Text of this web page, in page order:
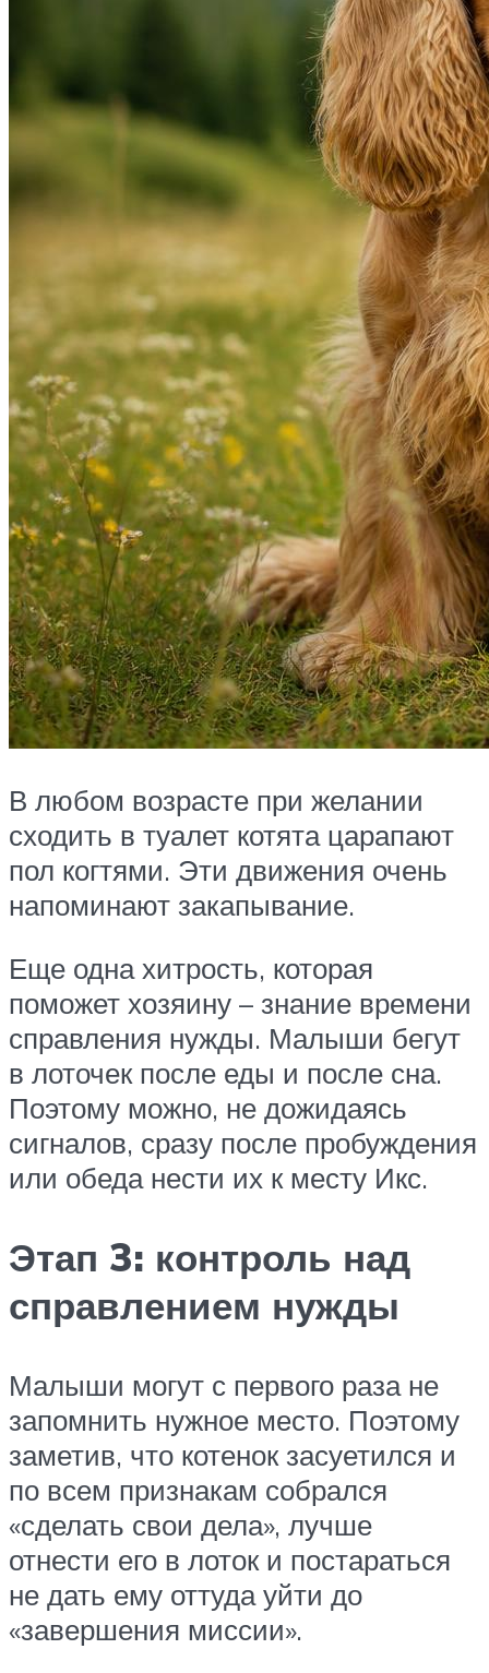
В любом возрасте при желании
сходить в туалет котята царапают
пол когтями. Эти движения очень
напоминают закапывание.
Еще одна хитрость, которая
поможет хозяину – знание времени
справления нужды. Малыши бегут
в лоточек после еды и после сна.
Поэтому можно, не дожидаясь
сигналов, сразу после пробуждения
или обеда нести их к месту Икс.
Этап 3: контроль над
справлением нужды
Малыши могут с первого раза не
запомнить нужное место. Поэтому
заметив, что котенок засуетился и
по всем признакам собрался
«сделать свои дела», лучше
отнести его в лоток и постараться
не дать ему оттуда уйти до
«завершения миссии».